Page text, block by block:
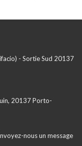
- Sortie Sud 20137
20137 Porto-
nous un message